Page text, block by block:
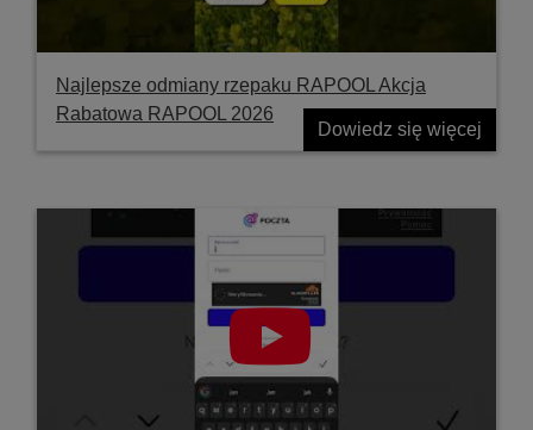
Najlepsze odmiany rzepaku RAPOOL Akcja
Rabatowa RAPOOL 2026
Dowiedz się więcej